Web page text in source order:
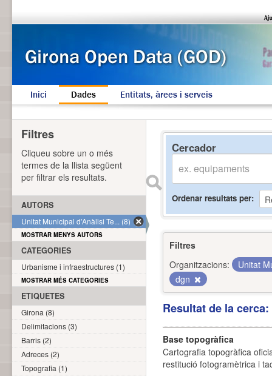
Inici Dades Entitats, àrees i serveis
Cercador
Ordenar resultats per
Filtres
Organitzacions:
Unitat
dgn
Resultat de la
Base topogràfica
Cartografia topogràfica
restitució fotogramètrica i
Filtres
Cliqueu sobre un o més
termes de la llista següent
per filtrar els resultats.
AUTORS
Unitat Municipal d'Anàlisi Te... (8)
MOSTRAR MENYS AUTORS
CATEGORIES
Urbanisme i infraestructures (1)
MOSTRAR MÉS CATEGORIES
ETIQUETES
Girona (8)
Delimitacions (3)
Barris (2)
Adreces (2)
Topografia (1)